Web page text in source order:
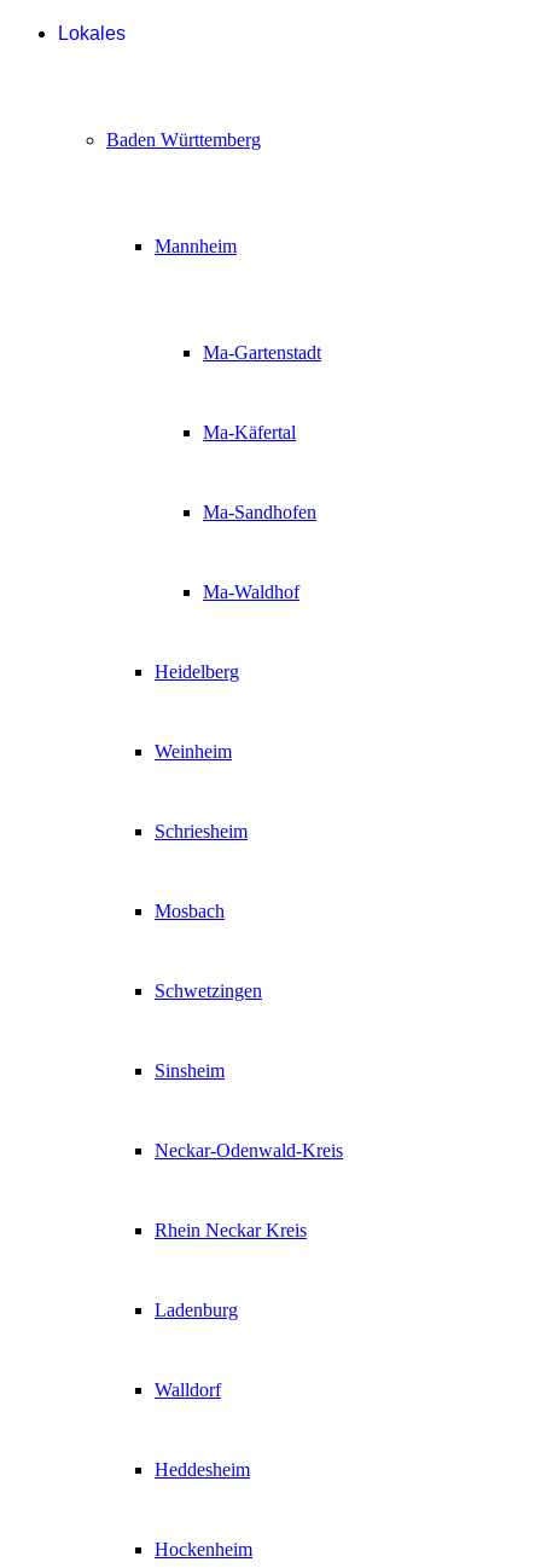
Lokales
Baden Württemberg
Mannheim
Ma-Gartenstadt
Ma-Käfertal
Ma-Sandhofen
Ma-Waldhof
Heidelberg
Weinheim
Schriesheim
Mosbach
Schwetzingen
Sinsheim
Neckar-Odenwald-Kreis
Rhein Neckar Kreis
Ladenburg
Walldorf
Heddesheim
Hockenheim